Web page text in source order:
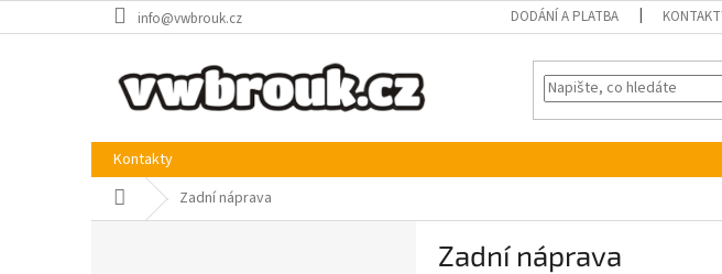
na
info@vwbrouk.cz DODÁNÍ A PLATBA
Kontakty
Domů Zadní náprava
Zadní náprava